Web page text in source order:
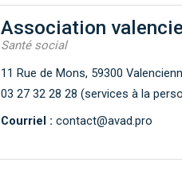
Association
Santé social
11 Rue de Mons, 59300
03 27 32 28 28 (services à la
Courriel : contact@avad.pro